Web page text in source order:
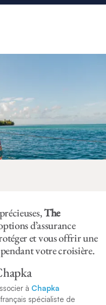
The
d’assurance
et vous offrir une
votre croisière.
à Chapka
spécialiste de